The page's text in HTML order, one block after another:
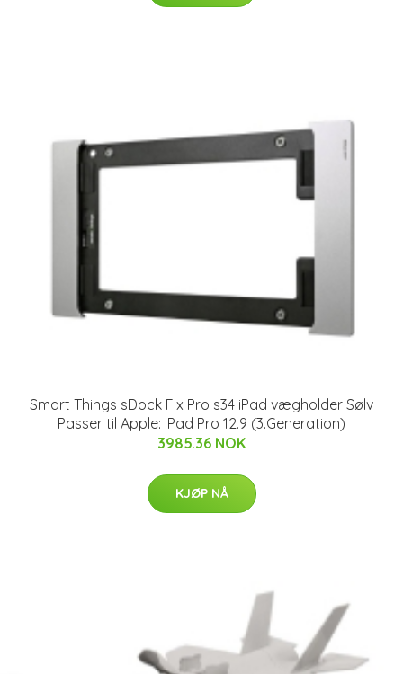
Smart Things sDock Fix Pro s34 iPad vægholder Sølv
Passer til Apple: iPad Pro 12.9 (3.Generation)
3985.36 NOK
KJØP NÅ